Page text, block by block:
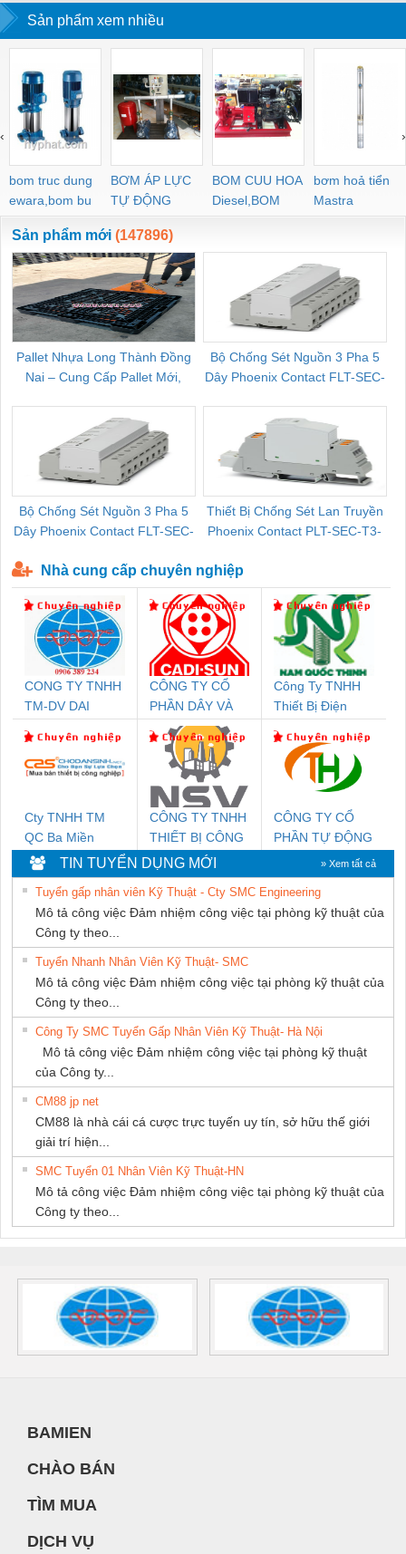
Sản phẩm xem nhiều
bom truc dung
ewara,bom bu
ewara
BƠM ÁP LỰC
TỰ ĐỘNG
BOM CUU HOA
Diesel,BOM
CHUA CHAY
bơm hoả tiển
Mastra
‹ ›
Sản phẩm mới (147896)
Pallet Nhựa Long Thành Đồng
Nai – Cung Cấp Pallet Mới,
Bộ Chống Sét Nguồn 3 Pha 5
Dây Phoenix Contact FLT-SEC-
Bộ Chống Sét Nguồn 3 Pha 5
Dây Phoenix Contact FLT-SEC-
Thiết Bị Chống Sét Lan Truyền
Phoenix Contact PLT-SEC-T3-
Nhà cung cấp chuyên nghiệp
CONG TY TNHH
TM-DV DAI
CÔNG TY CỔ
PHẦN DÂY VÀ
CÁP ĐIỆN
THƯỢNG ĐÌNH
Công Ty TNHH
Thiết Bị Điện
Cty TNHH TM
QC Ba Miền
CÔNG TY TNHH
THIẾT BỊ CÔNG
NGHIỆP NIHON
SETSUBI VIỆT
NAM
CÔNG TY CỔ
PHẦN TỰ ĐỘNG
TIẾN HƯNG
TIN TUYỂN DỤNG MỚI » Xem tất cả
Tuyển gấp nhân viên Kỹ Thuật - Cty SMC Engineering
Mô tả công việc Đảm nhiệm công việc tại phòng kỹ thuật của
Công ty theo...
Tuyển Nhanh Nhân Viên Kỹ Thuật- SMC
Mô tả công việc Đảm nhiệm công việc tại phòng kỹ thuật của
Công ty theo...
Công Ty SMC Tuyển Gấp Nhân Viên Kỹ Thuật- Hà Nội
Mô tả công việc Đảm nhiệm công việc tại phòng kỹ thuật
của Công ty...
CM88 jp net
CM88 là nhà cái cá cược trực tuyến uy tín, sở hữu thế giới
giải trí hiện...
SMC Tuyển 01 Nhân Viên Kỹ Thuật-HN
Mô tả công việc Đảm nhiệm công việc tại phòng kỹ thuật của
Công ty theo...
BAMIEN
CHÀO BÁN
TÌM MUA
DỊCH VỤ